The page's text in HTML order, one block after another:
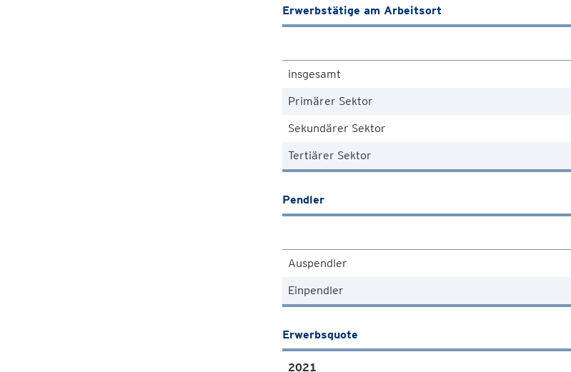
Erwerbstätige am Arbeitsort
insgesamt
Primärer Sektor
Sekundärer Sektor
Tertiärer Sektor
Pendler
Auspendler
Einpendler
Erwerbsquote
2021